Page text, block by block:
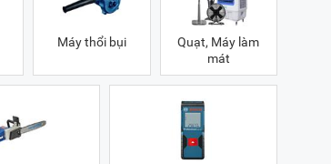
Máy thổi bụi
Quạt, Máy làm
mát